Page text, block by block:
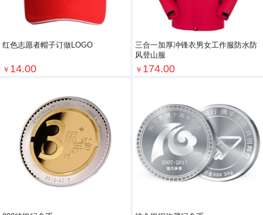
红色志愿者帽子订做LOGO
￥ 14.00
三合一加厚冲锋衣男女工作服防水防
风登山服
￥ 174.00